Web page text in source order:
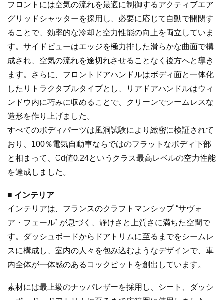
フロントには空気の流れを最適に制御するアクティブエア
グリッドシャッターを採用し、必要に応じて自動で開閉す
ることで、効率的な冷却と空力性能の向上を両立していま
す。サイドビューはエッジを極力排した滑らかな曲面で構
成され、空気の流れを途切れさせることなく後方へと導き
ます。さらに、フロントドアハンドルはボディ面と一体化
したリトラクタブルタイプとし、リアドアハンドルはウィ
ンドウ内に巧みに収めることで、クリーンでシームレスな
造形を作り上げました。
すべてのボディパーツは風洞試験により緻密に検証されて
おり、100％電気自動車ならではのフラットなボディ下部
と相まって、Cd値0.24というクラス最高レベルの空力性能
を達成しました。
■ インテリア
インテリアは、フランスのクラフトマンシップ “サヴォ
ア・フェール” が息づく、静けさと上質さに満ちた空間で
す。ダッシュボードからドアトリムに至るまでをシームレ
スに構成し、室内の人々を包み込むようなデザインで、車
内全体が一体感のあるコックピットを創出しています。
素材には最上級のナッパレザーを採用し、シート、ダッシ